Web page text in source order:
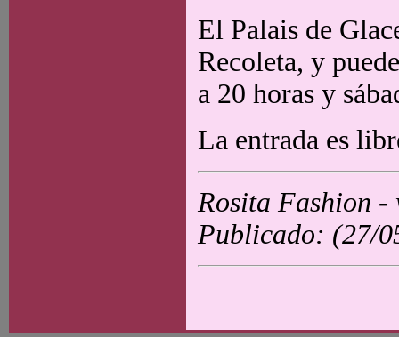
El Palais de
Recoleta, y
a 20 horas y
La entrada es
Rosita Fashion -
Publicado: (27/